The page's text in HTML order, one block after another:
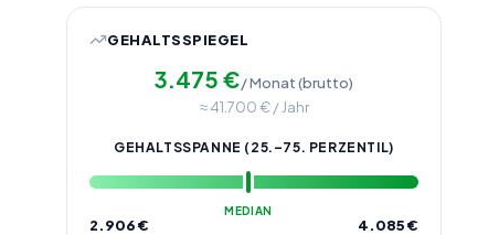
GEHALTSSPIEGEL
3.475 €/ Monat (brutto)
≈41.700€ / Jahr
GEHALTSSPANNE (25.–75. PERZENTIL)
MEDIAN
2.906€ 4.085€